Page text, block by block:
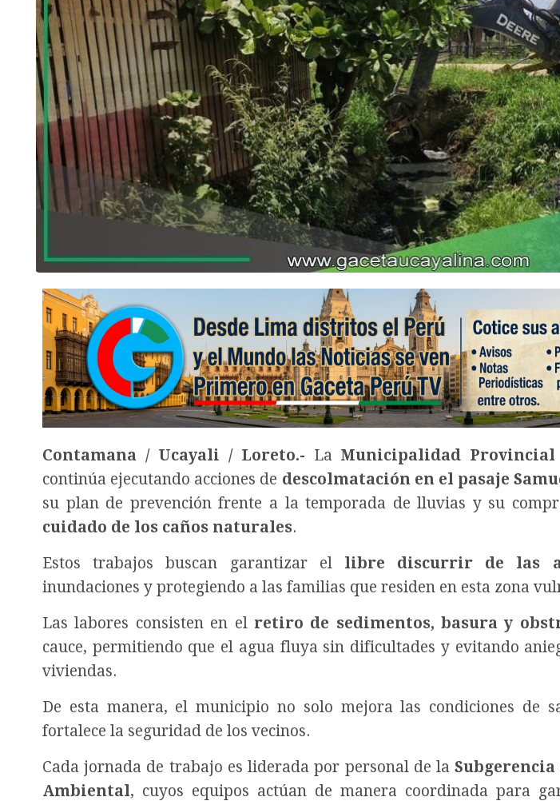
Contamana / Ucayali / Loreto.- La Municipalidad
continúa ejecutando acciones de descolmatación en el pasaje
su plan de prevención frente a la temporada de lluvias y su
cuidado de los caños naturales.
Estos trabajos buscan garantizar el libre discurrir de las
inundaciones y protegiendo a las familias que residen en esta zona
Las labores consisten en el retiro de sedimentos, basura y
cauce, permitiendo que el agua fluya sin dificultades y evitando
viviendas.
De esta manera, el municipio no solo mejora las condiciones de
fortalece la seguridad de los vecinos.
Cada jornada de trabajo es liderada por personal de la
Ambiental, cuyos equipos actúan de manera coordinada para